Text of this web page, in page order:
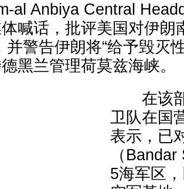
al Anbiya Central
喊话，批评美国对伊朗
并警告伊朗将“给予毁灭
黑兰管理荷莫兹海峡。
在该部
卫队在国
表示，已
（
5海军区